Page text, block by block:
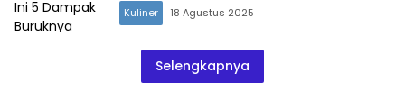
Kuliner 18 Agustus 2025
Selengkapnya